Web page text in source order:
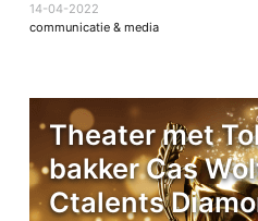
14-04-2022
communicatie & media
Theater met
bakker Cas
Ctalents